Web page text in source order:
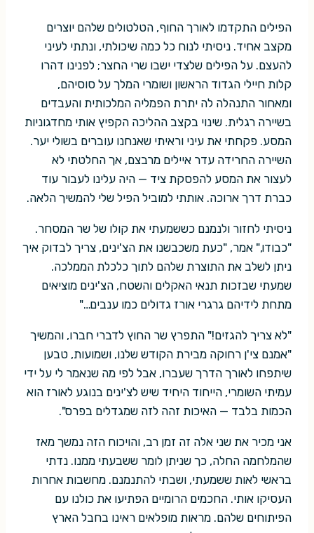
הפילים התקדמו לאורך החוף, הטלטולים שלהם יוצרים
מקצב אחיד. ניסיתי לנוח כל כמה שיכולתי, ונתתי לעיני
להעצם. על הפילים שלצדי ישבו שרי החצר; לפנינו דהרו
קלות חיילי הגדוד הראשון ושומרי המלך על סוסיהם,
ומאחור התנהלה לה יתרת הפמליה המלכותית והעבדים
בשיירה רגלית. שינוי בקצב ההליכה הקפיץ אותי מחדגוניות
המסע. פקחתי את עיני וראיתי שאנחנו עוברים בשולי יער.
השיירה החרידה עדר איילים מרבצם, אך החלטתי לא
לעצור את המסע להפסקת ציד — היה עלינו לעבור עוד
כברת דרך ארוכה. אותתי למוביל הפיל שלי להמשיך הלאה.
ניסיתי לחזור ולנמנם כששמעתי את קולו של שר המסחר.
"כבודו," אמר, "כעת משכבשנו את הצ'ינים, צריך לבדוק איך
ניתן לשלב את התוצרת שלהם לתוך כלכלת הממלכה.
שמעתי שבזכות תנאי האקלים והשטח, הצ'ינים מוציאים
מתחת לידיהם גרגרי אורז גדולים כמו ענבים…"
"לא צריך להגזים!" התפרץ שר החוץ לדברי חברו, והמשיך
"אמנם צי'ן רחוקה מבירת הקודש שלנו, ושמועות, טבען
שיתפחו לאורך הדרך שעברו, אבל לפי מה שנאמר לי על ידי
עמיתי השומרי, הייחוד היחיד שיש לצ'ינים בנוגע לאורז הוא
הכמות בלבד — האיכות זהה לזה שמגדלים בפרס".
אני מכיר את שני אלה זה זמן רב, והויכוח הזה נמשך מאז
שהמלחמה החלה, כך שניתן לומר ששבעתי ממנו. נדתי
בראשי לאות ששמעתי, ושבתי להתנמנם. מחשבות אחרות
העסיקו אותי. החכמים הרומיים הפתיעו את כולנו עם
הפיתוחים שלהם. מראות מופלאים ראינו בחבל הארץ